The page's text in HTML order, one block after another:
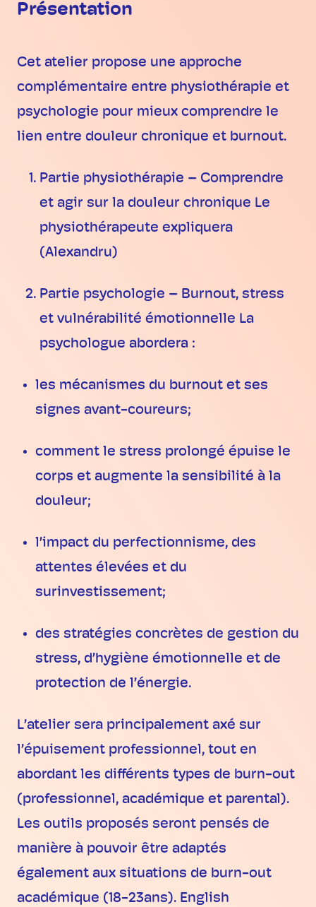
Présentation
Cet atelier propose une approche
complémentaire entre physiothérapie et
psychologie pour mieux comprendre le
lien entre douleur chronique et burnout.
Partie physiothérapie – Comprendre
et agir sur la douleur chronique Le
physiothérapeute expliquera
(Alexandru)
Partie psychologie – Burnout, stress
et vulnérabilité émotionnelle La
psychologue abordera :
les mécanismes du burnout et ses
signes avant-coureurs;
comment le stress prolongé épuise le
corps et augmente la sensibilité à la
douleur;
l’impact du perfectionnisme, des
attentes élevées et du
surinvestissement;
des stratégies concrètes de gestion du
stress, d’hygiène émotionnelle et de
protection de l’énergie.
L’atelier sera principalement axé sur
l’épuisement professionnel, tout en
abordant les différents types de burn-out
(professionnel, académique et parental).
Les outils proposés seront pensés de
manière à pouvoir être adaptés
également aux situations de burn-out
académique (18-23ans). English